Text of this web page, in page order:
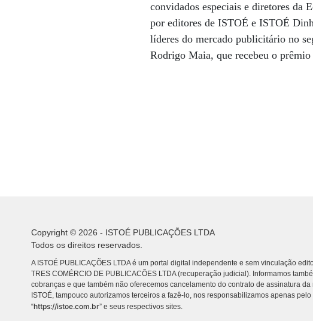
convidados especiais e diretores da
por editores de ISTOÉ e ISTOÉ
líderes do mercado publicitário no
Rodrigo Maia, que recebeu o
Copyright © 2026 - ISTOÉ PUBLICAÇÕES LTDA
Todos os direitos reservados.
A ISTOÉ PUBLICAÇÕES LTDA é um portal digital independente e sem vinculação
TRES COMÉRCIO DE PUBLICACÕES LTDA (recuperação judicial). Informamos
cobranças e que também não oferecemos cancelamento do contrato de assinatura
ISTOÉ, tampouco autorizamos terceiros a fazê-lo, nos responsabilizamos apenas pelo
“https://istoe.com.br” e seus respectivos sites.